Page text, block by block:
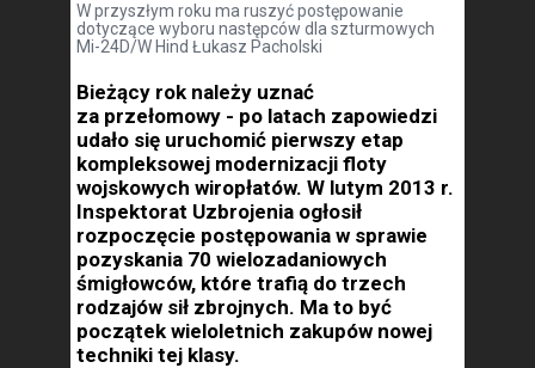
W przyszłym roku ma ruszyć postępowanie
dotyczące wyboru następców dla szturmowych
Mi-24D/W Hind Łukasz Pacholski
Bieżący rok należy uznać
za przełomowy - po latach zapowiedzi
udało się uruchomić pierwszy etap
kompleksowej modernizacji floty
wojskowych wiropłatów. W lutym 2013 r.
Inspektorat Uzbrojenia ogłosił
rozpoczęcie postępowania w sprawie
pozyskania 70 wielozadaniowych
śmigłowców, które trafią do trzech
rodzajów sił zbrojnych. Ma to być
początek wieloletnich zakupów nowej
techniki tej klasy.